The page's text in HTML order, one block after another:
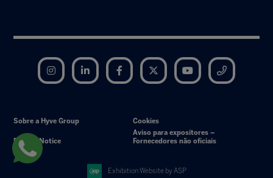
Instagram LinkedIn Facebook Twitter YouTube
Sobre a Hyve Group Cookies
Privacy Notice
Aviso para expositores –
Fornecedores não oficiais
Exhibition Website by ASP